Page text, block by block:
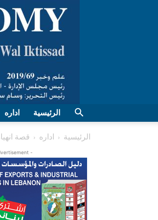
اداره الرئيسية
الرئيسية اداره
قصة
- Advertisement -